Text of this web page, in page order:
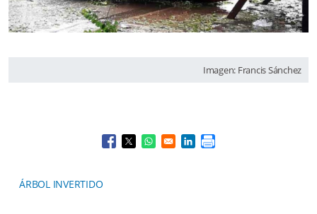
Imagen: Francis Sánchez
Opens in a new window
Opens in a new window
Opens in a new window
Opens in a new window
ÁRBOL INVERTIDO